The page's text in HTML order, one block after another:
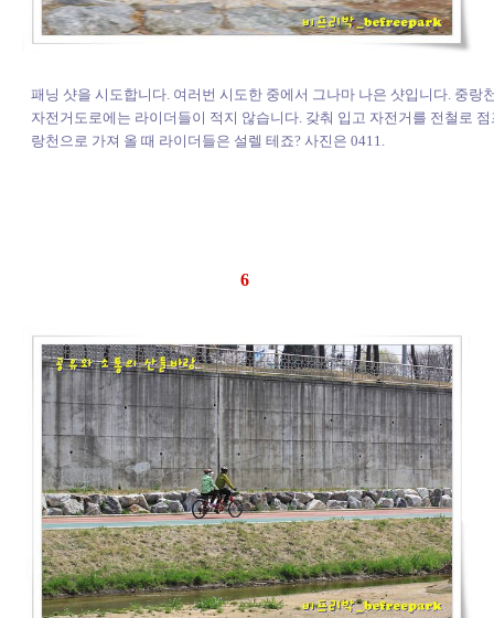
패닝 샷을 시도합니다. 여러번 시도한 중에서 그나마 나은 샷입니다. 중랑
자전거도로에는 라이더들이 적지 않습니다. 갖춰 입고 자전거를 전철로
랑천으로 가져 올 때 라이더들은 설렐 테죠? 사진은 0411.
6